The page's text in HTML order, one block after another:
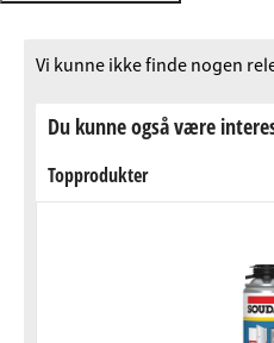
Vi kunne ikke finde nogen
Du kunne også være
Topprodukter